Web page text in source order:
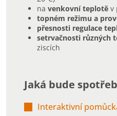
na venkovní teplotě v
topném režimu a
přesnosti regulace
setrvačnosti různých
ziscích
Jaká bude
Interaktivní